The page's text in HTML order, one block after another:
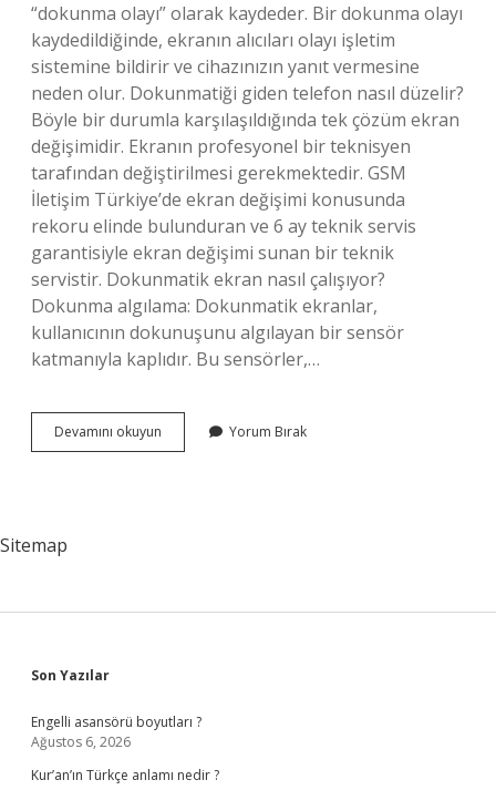
“dokunma olayı” olarak kaydeder. Bir dokunma olayı
kaydedildiğinde, ekranın alıcıları olayı işletim
sistemine bildirir ve cihazınızın yanıt vermesine
neden olur. Dokunmatiği giden telefon nasıl düzelir?
Böyle bir durumla karşılaşıldığında tek çözüm ekran
değişimidir. Ekranın profesyonel bir teknisyen
tarafından değiştirilmesi gerekmektedir. GSM
İletişim Türkiye’de ekran değişimi konusunda
rekoru elinde bulunduran ve 6 ay teknik servis
garantisiyle ekran değişimi sunan bir teknik
servistir. Dokunmatik ekran nasıl çalışıyor?
Dokunma algılama: Dokunmatik ekranlar,
kullanıcının dokunuşunu algılayan bir sensör
katmanıyla kaplıdır. Bu sensörler,…
Devamını okuyun
Dokunmatigi
Yorum Bırak
Sitemap
Sidebar
Son Yazılar
Engelli asansörü boyutları ?
Ağustos 6, 2026
Kur’an’ın Türkçe anlamı nedir ?